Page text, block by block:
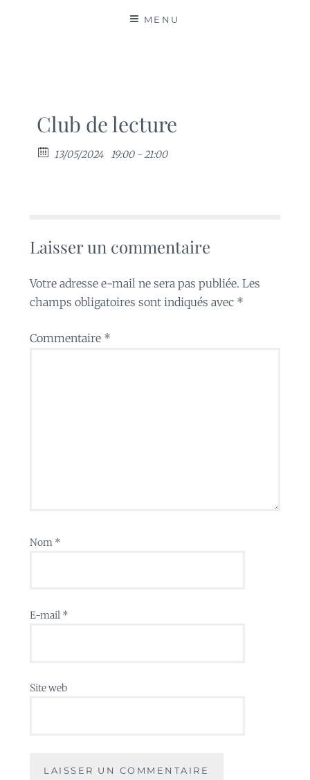
MENU
Club de lecture
13/05/2024 19:00 - 21:00
Laisser un commentaire
Votre adresse e-mail ne sera pas publiée. Les
champs obligatoires sont indiqués avec *
Commentaire *
Nom *
E-mail *
Site web